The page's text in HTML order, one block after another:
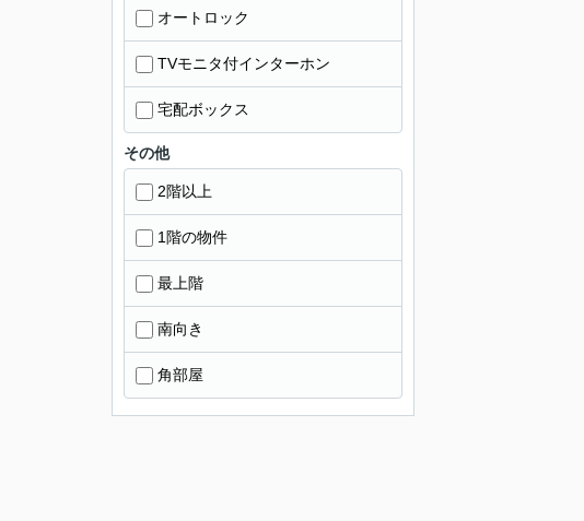
オートロック
TVモニタ付インターホン
宅配ボックス
その他
2階以上
1階の物件
最上階
南向き
角部屋